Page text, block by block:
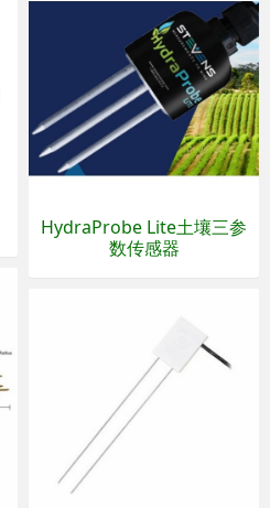
HydraProbe Lite土壤三参
数传感器